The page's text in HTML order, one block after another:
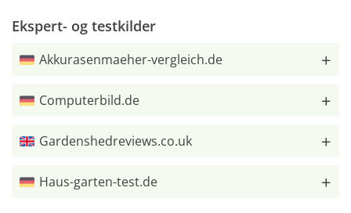
Ekspert- og testkilder
Akkurasenmaeher-vergleich.de
Computerbild.de
Gardenshedreviews.co.uk
Haus-garten-test.de